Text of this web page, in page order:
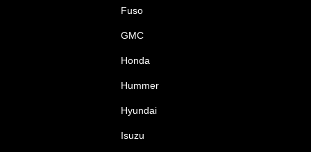
Fuso
GMC
Honda
Hummer
Hyundai
Isuzu